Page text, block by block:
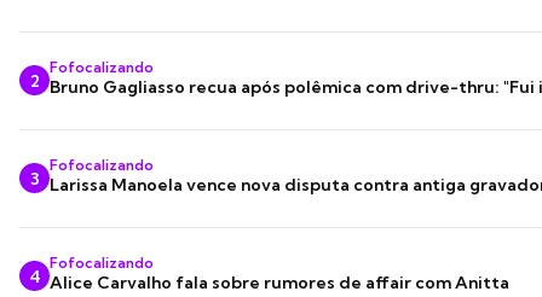
2
Fofocalizando
Bruno Gagliasso recua após polêmica com drive-thru: "Fui
3
Fofocalizando
Larissa Manoela vence nova disputa contra antiga
4
Fofocalizando
Alice Carvalho fala sobre rumores de affair com Anitta